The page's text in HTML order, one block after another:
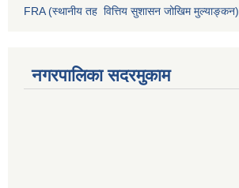
FRA (स्थानीय तह वित्तिय सुशासन जोखिम मुल्याङ्कन)
नगरपालिका सदरमुकाम